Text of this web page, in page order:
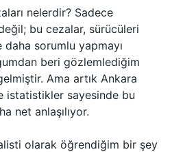
nelerdir? Sadece
bu cezalar, sürücüleri
sorumlu yapmayı
beri gözlemlediğim
Ama artık Ankara
istatistikler sayesinde bu
net anlaşılıyor.
olarak öğrendiğim bir şey